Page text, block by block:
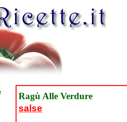
Ragù Alle Verdure
salse